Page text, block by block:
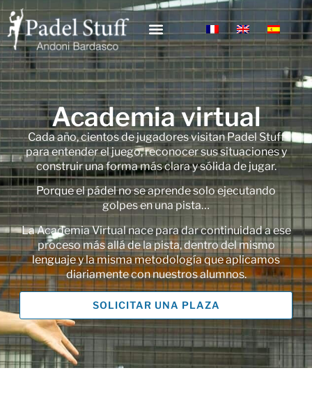
Academia virtual
Cada año, cientos de jugadores visitan Padel Stuff
para entender el juego, reconocer sus situaciones y
construir una forma más clara y sólida de jugar.
Porque el pádel no se aprende solo ejecutando
golpes en una pista…
La Academia Virtual nace para dar continuidad a ese
proceso más allá de la pista, dentro del mismo
lenguaje y la misma metodología que aplicamos
diariamente con nuestros alumnos.
SOLICITAR UNA PLAZA